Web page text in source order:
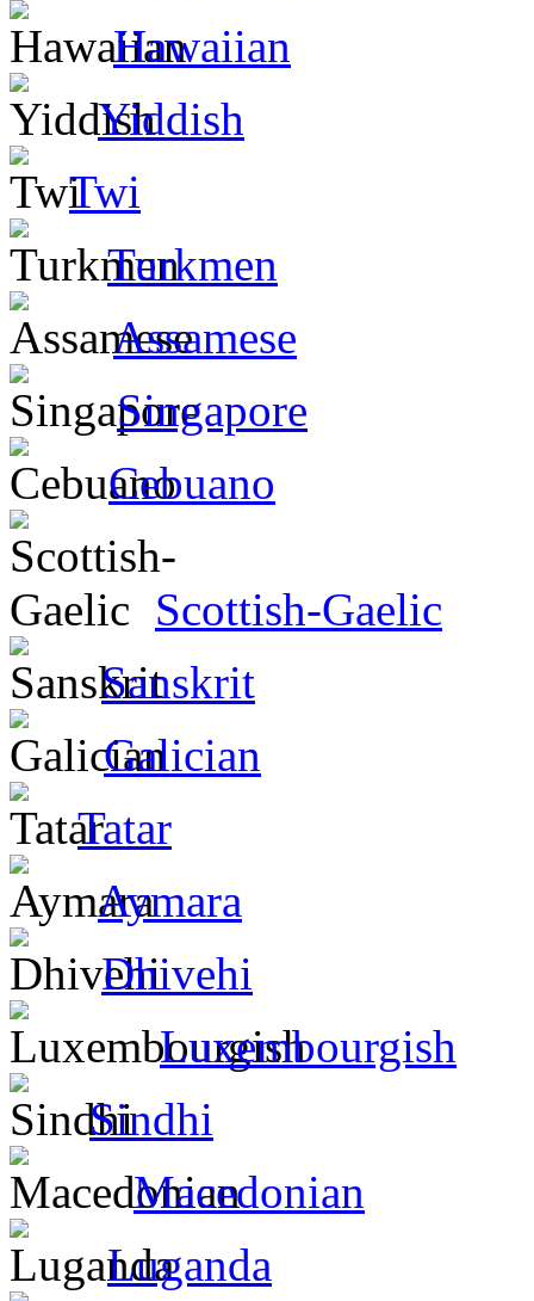
Hawaiian
Yiddish
Twi
Turkmen
Assamese
Singapore
Cebuano
Scottish-Gaelic
Sanskrit
Galician
Tatar
Aymara
Dhivehi
Luxembourgish
Sindhi
Macedonian
Luganda